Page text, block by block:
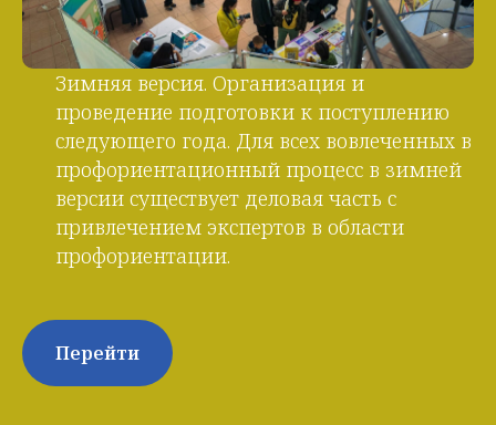
Зимняя версия. Организация и
проведение подготовки к поступлению
следующего года. Для всех вовлеченных в
профориентационный процесс в зимней
версии существует деловая часть с
привлечением экспертов в области
профориентации.
Перейти